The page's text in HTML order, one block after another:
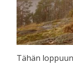
Tähän